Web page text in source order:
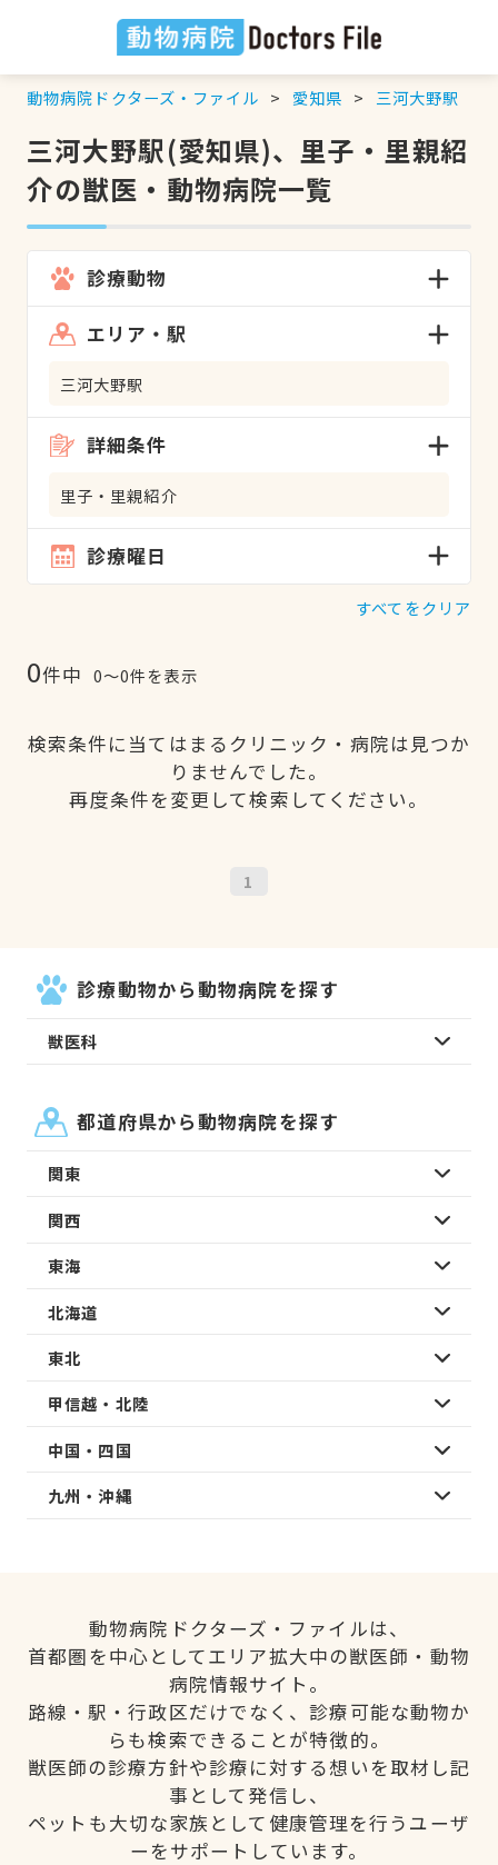
動物病院ドクターズ・ファイル 愛知県 三河大野駅
三河大野駅(愛知県)、里子・里親紹
介の獣医・動物病院一覧
診療動物
エリア・駅
三河大野駅
詳細条件
里子・里親紹介
診療曜日
すべてをクリア
0件中 0〜0件を表示
検索条件に当てはまるクリニック・病院は見つか
りませんでした。
再度条件を変更して検索してください。
1
診療動物から動物病院を探す
獣医科
都道府県から動物病院を探す
関東
関西
東海
北海道
東北
甲信越・北陸
中国・四国
九州・沖縄
動物病院ドクターズ・ファイルは、
首都圏を中心としてエリア拡大中の獣医師・動物
病院情報サイト。
路線・駅・行政区だけでなく、診療可能な動物か
らも検索できることが特徴的。
獣医師の診療方針や診療に対する想いを取材し記
事として発信し、
ペットも大切な家族として健康管理を行うユーザ
ーをサポートしています。